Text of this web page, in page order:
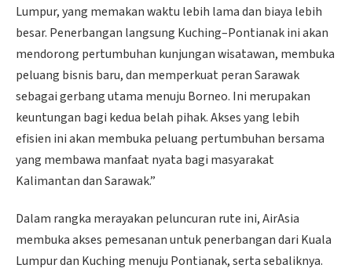
Lumpur, yang memakan waktu lebih lama dan biaya lebih
besar. Penerbangan langsung Kuching–Pontianak ini akan
mendorong pertumbuhan kunjungan wisatawan, membuka
peluang bisnis baru, dan memperkuat peran Sarawak
sebagai gerbang utama menuju Borneo. Ini merupakan
keuntungan bagi kedua belah pihak. Akses yang lebih
efisien ini akan membuka peluang pertumbuhan bersama
yang membawa manfaat nyata bagi masyarakat
Kalimantan dan Sarawak.”
Dalam rangka merayakan peluncuran rute ini, AirAsia
membuka akses pemesanan untuk penerbangan dari Kuala
Lumpur dan Kuching menuju Pontianak, serta sebaliknya.